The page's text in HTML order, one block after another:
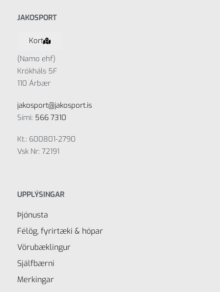
JAKOSPORT
Kort
(Namo ehf)
Krókháls 5F
110 Árbær
jakosport@jakosport.is
Sími: 566 7310
Kt.: 600801-2790
Vsk Nr: 72191
UPPLÝSINGAR
Þjónusta
Félög, fyrirtæki & hópar
Vörubæklingur
Sjálfbærni
Merkingar